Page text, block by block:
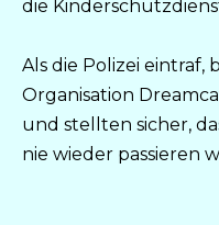
die
Als die Polizei eintraf,
Organisation
und stellten sicher,
nie wieder passieren